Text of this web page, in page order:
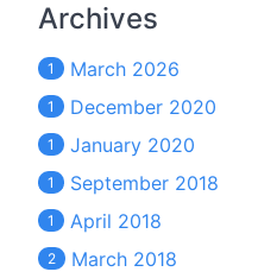
Archives
1 March 2026
1 December 2020
1 January 2020
1 September 2018
1 April 2018
2 March 2018